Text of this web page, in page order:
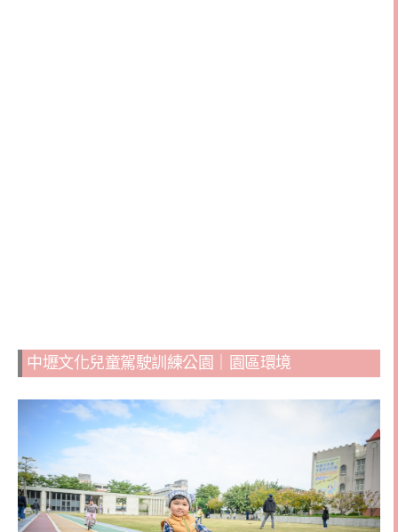
中壢文化兒童駕駛訓練公園｜園區環境